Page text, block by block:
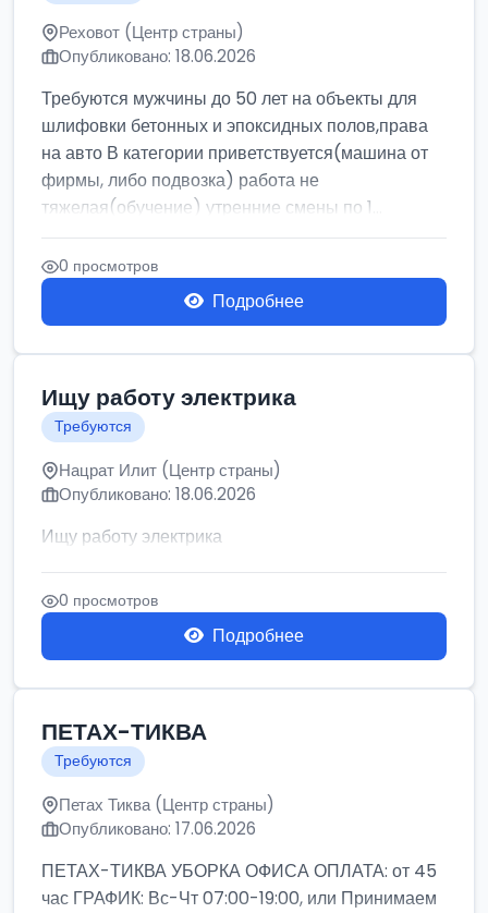
Реховот (Центр страны)
Опубликовано: 18.06.2026
Требуются мужчины до 50 лет на объекты для
шлифовки бетонных и эпоксидных полов,права
на авто В категории приветствуется(машина от
фирмы, либо подвозка) работа не
тяжелая(обучение) утренние смены по 1...
0 просмотров
Подробнее
Ищу работу электрика
Требуются
Нацрат Илит (Центр страны)
Опубликовано: 18.06.2026
Ищу работу электрика
0 просмотров
Подробнее
ПЕТАХ-ТИКВА
Требуются
Петах Тиква (Центр страны)
Опубликовано: 17.06.2026
ПЕТАХ-ТИКВА УБОРКА ОФИСА ОПЛАТА: от 45
час ГРАФИК: Вс-Чт 07:00-19:00, или Принимаем